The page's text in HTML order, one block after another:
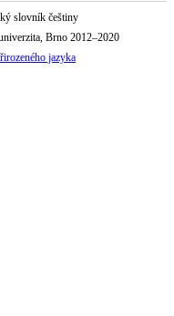
slovník češtiny
Brno 2012–2020
jazyka